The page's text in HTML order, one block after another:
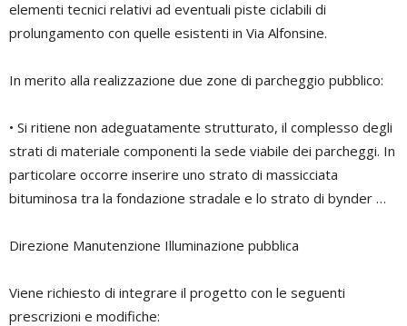
elementi tecnici relativi ad eventuali piste ciclabili di
prolungamento con quelle esistenti in Via Alfonsine.
In merito alla realizzazione due zone di parcheggio pubblico:
• Si ritiene non adeguatamente strutturato, il complesso degli
strati di materiale componenti la sede viabile dei parcheggi. In
particolare occorre inserire uno strato di massicciata
bituminosa tra la fondazione stradale e lo strato di bynder …
Direzione Manutenzione Illuminazione pubblica
Viene richiesto di integrare il progetto con le seguenti
prescrizioni e modifiche: